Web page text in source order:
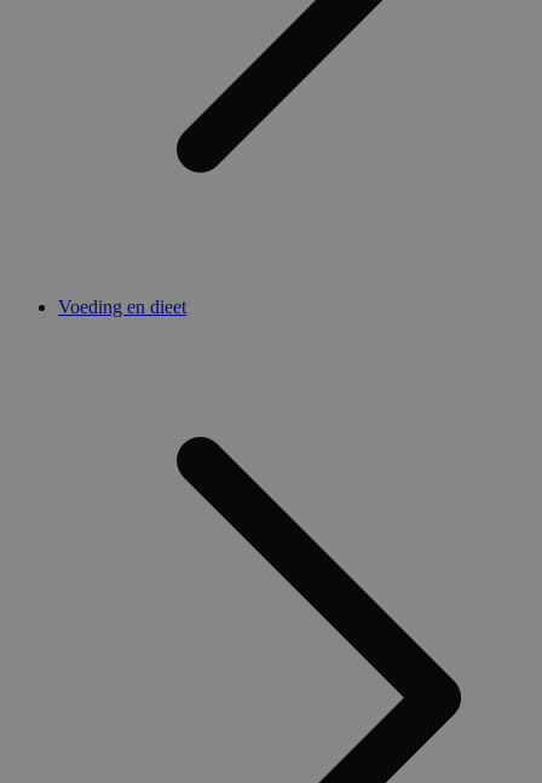
Voeding en dieet